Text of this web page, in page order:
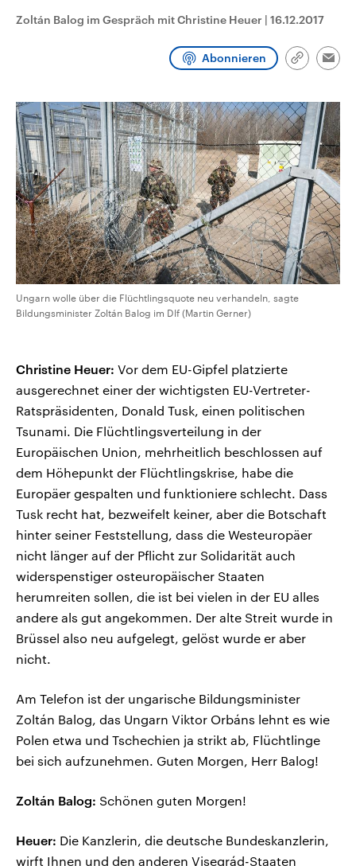
Wahl.
Zoltán Balog im Gespräch mit Christine Heuer | 16.12.2017
Abonnieren
Link
Ungarn wolle über die Flüchtlingsquote neu verhandeln, sagte
Bildungsminister Zoltán Balog im Dlf (Martin Gerner)
Christine Heuer: Vor dem EU-Gipfel platzierte
ausgerechnet einer der wichtigsten EU-Vertreter-
Ratspräsidenten, Donald Tusk, einen politischen
Tsunami. Die Flüchtlingsverteilung in der
Europäischen Union, mehrheitlich beschlossen auf
dem Höhepunkt der Flüchtlingskrise, habe die
Europäer gespalten und funktioniere schlecht. Dass
Tusk recht hat, bezweifelt keiner, aber die Botschaft
hinter seiner Feststellung, dass die Westeuropäer
nicht länger auf der Pflicht zur Solidarität auch
widerspenstiger osteuropäischer Staaten
herumreiten sollen, die ist bei vielen in der EU alles
andere als gut angekommen. Der alte Streit wurde in
Brüssel also neu aufgelegt, gelöst wurde er aber
nicht.
Am Telefon ist der ungarische Bildungsminister
Zoltán Balog, das Ungarn Viktor Orbáns lehnt es wie
Polen etwa und Tschechien ja strikt ab, Flüchtlinge
bei sich aufzunehmen. Guten Morgen, Herr Balog!
Zoltán Balog: Schönen guten Morgen!
Heuer: Die Kanzlerin, die deutsche Bundeskanzlerin,
wirft Ihnen und den anderen Visegrád-Staaten